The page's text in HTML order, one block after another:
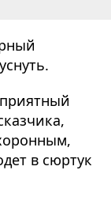
в сюр­тук